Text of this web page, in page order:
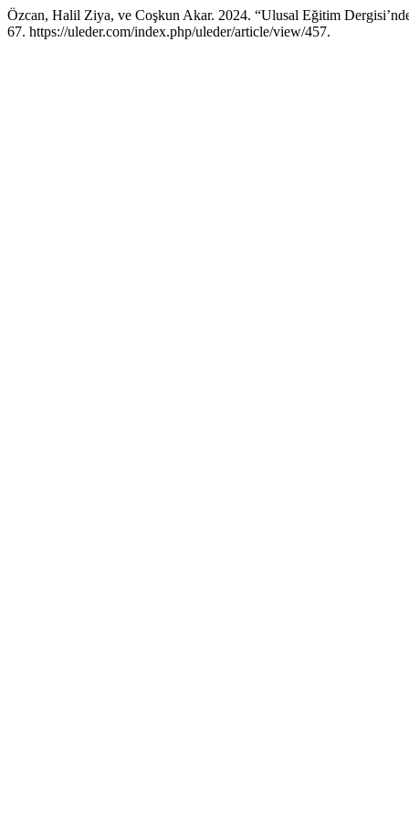
Özcan, Halil Ziya, ve Coşkun Akar. 2024. “Ulusal Eğitim
67. https://uleder.com/index.php/uleder/article/view/457.